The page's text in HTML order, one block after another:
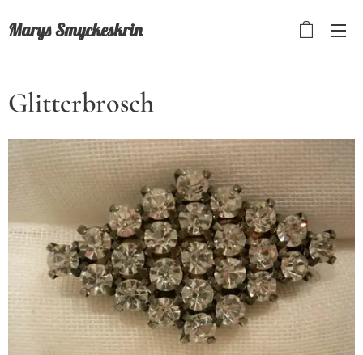
Marys Smyckeskrin
Glitterbrosch